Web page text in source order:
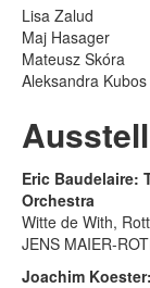
Lisa Zalud
Maj Hasager
Mateusz Skóra
Aleksandra Kubos
Eric Baudelaire:
Orchestra
Witte de With,
JENS MAIER-
Joachim